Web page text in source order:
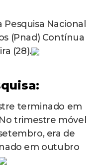
Nacional
(Pnad) Contínua
(28).
terminado em
trimestre móvel
era de
em outubro